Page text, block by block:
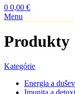
0 0,00 €
Menu
Produkty
Kategórie
Energia a
Imunita a